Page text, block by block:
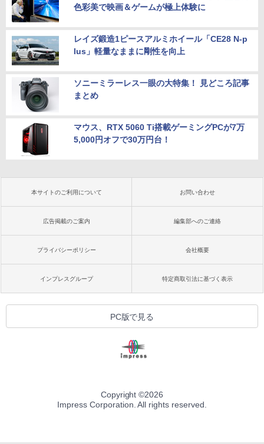
色彩美で映画＆ゲームが極上体験に
レイズ鍛造1ピースアルミホイール「CE28 N-p
lus」軽量なままに剛性を向上
ソニーミラーレス一眼の大特集！ 見どころ記事
まとめ
マウス、RTX 5060 Ti搭載ゲーミングPCが7万
5,000円オフで30万円台！
本サイトのご利用について お問い合わせ
広告掲載のご案内 編集部へのご連絡
プライバシーポリシー 会社概要
インプレスグループ 特定商取引法に基づく表示
PC版で見る
Copyright ©2026
Impress Corporation. All rights reserved.